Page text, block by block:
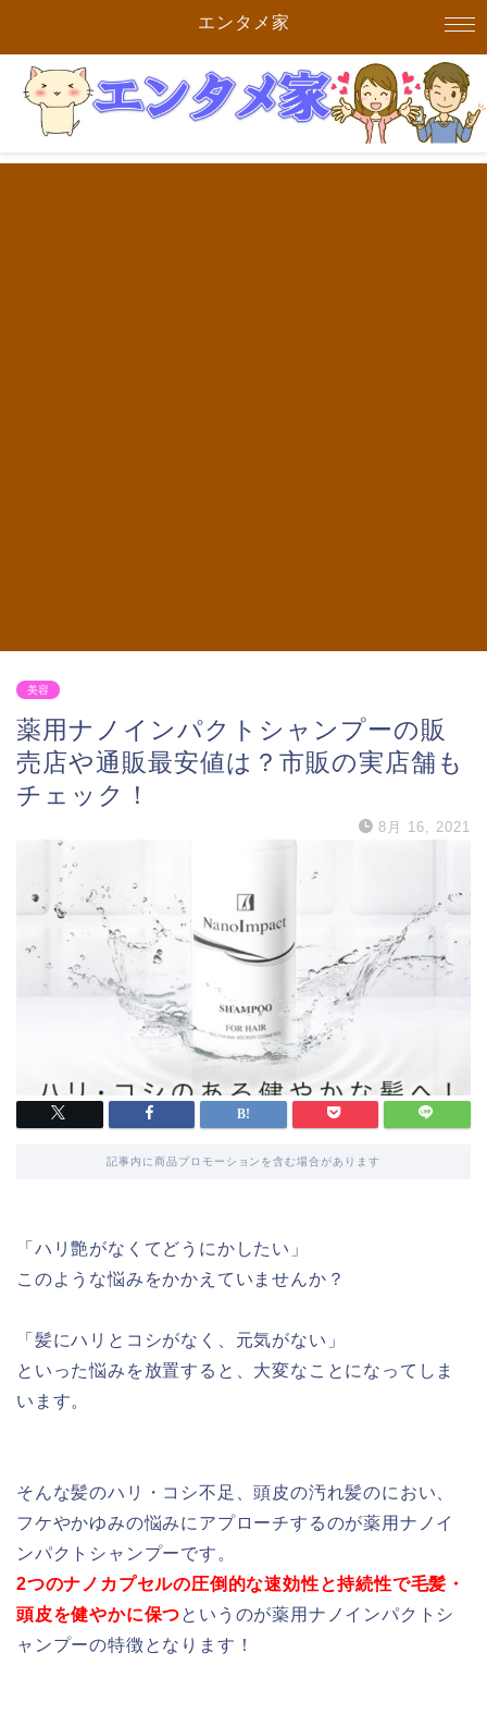
エンタメ家
美容
薬用ナノインパクトシャンプーの販
売店や通販最安値は？市販の実店舗も
チェック！
8月 16, 2021
記事内に商品プロモーションを含む場合があります
「ハリ艶がなくてどうにかしたい」
このような悩みをかかえていませんか？
「髪にハリとコシがなく、元気がない」
といった悩みを放置すると、大変なことになってしま
います。
そんな髪のハリ・コシ不足、頭皮の汚れ髪のにおい、
フケやかゆみの悩みにアプローチするのが薬用ナノイ
ンパクトシャンプーです。
2つのナノカプセルの圧倒的な速効性と持続性で毛髪・
頭皮を健やかに保つというのが薬用ナノインパクトシ
ャンプーの特徴となります！